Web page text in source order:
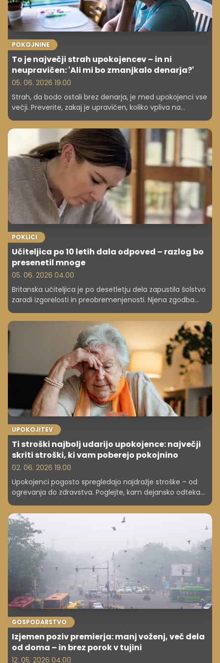
POKOJNINE
To je največji strah upokojencev – in ni
neupravičen: 'Ali mi bo zmanjkalo denarja?'
05. 06. 2026 19.00
Strah, da bodo ostali brez denarja, je med upokojenci vse
večji. Preverite, zakaj je upravičen, koliko vpliva na
POKLICI
Učiteljica po 10 letih dala odpoved – razlog bo
presenetil mnoge
05. 06. 2026 04.00
Britanska učiteljica je po desetletju dela zapustila šolstvo
zaradi izgorelosti in preobremenjenosti. Njena zgodba
v Sloveniji jo popolnoma razume ...
UPOKOJITEV
Ti stroški najbolj udarijo upokojence: največji
skriti stroški, ki vam poberejo pokojnino
02. 06. 2026 19.00
Upokojenci pogosto spregledajo najdražje stroške – od
ogrevanja do zdravstva. Poglejte, kam dejansko odteka
največ denarja starejših in kako se zaščititi.
GOSPODARSTVO
Izjemen poziv premierja: manj voženj, več dela
od doma – in brez porok v tujini
12. 05. 2026 04.00